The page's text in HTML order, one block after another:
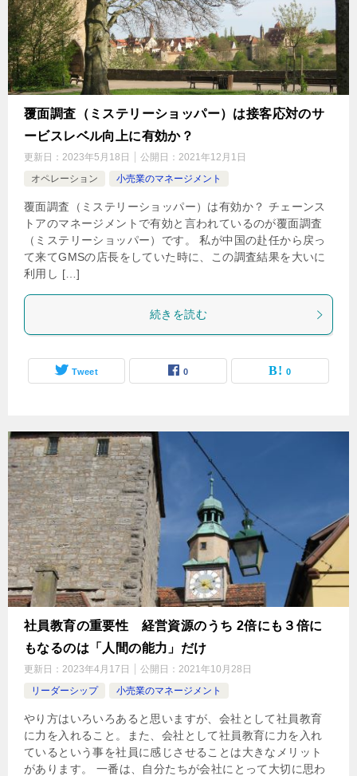
覆面調査（ミステリーショッパー）は接客応対のサ
ービスレベル向上に有効か？
更新日： 2023年5月18日 公開日： 2021年12月1日
オペレーション
小売業のマネージメント
覆面調査（ミステリーショッパー）は有効か？ チェーンス
トアのマネージメントで有効と言われているのが覆面調査
（ミステリーショッパー）です。 私が中国の赴任から戻っ
て来てGMSの店長をしていた時に、この調査結果を大いに
利用し […]
続きを読む
Tweet 0 0
社員教育の重要性 経営資源のうち 2倍にも３倍に
もなるのは「人間の能力」だけ
更新日： 2023年4月17日 公開日： 2021年10月28日
リーダーシップ
小売業のマネージメント
やり方はいろいろあると思いますが、会社として社員教育
に力を入れること。また、会社として社員教育に力を入れ
ているという事を社員に感じさせることは大きなメリット
があります。 一番は、自分たちが会社にとって大切に思わ